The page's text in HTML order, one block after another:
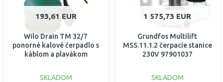
193,61 EUR
Wilo Drain TM 32/7
ponorné kalové čerpadlo s
káblom a plavákom
SKLADOM
1 575,73 EUR
Grundfos Multilift
MSS.11.1.2 čerpacie stanice
230V 97901037
SKLADOM